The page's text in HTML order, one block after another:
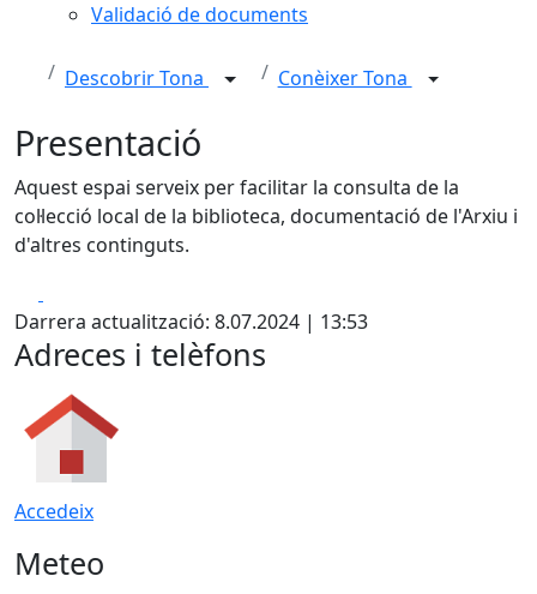
Validació de documents
Descobrir Tona Conèixer Tona
Presentació
Aquest espai serveix per facilitar la consulta de la
col·lecció local de la biblioteca, documentació de l'Arxiu i
d'altres continguts.
Darrera actualització: 8.07.2024 | 13:53
Adreces i telèfons
Accedeix
Meteo